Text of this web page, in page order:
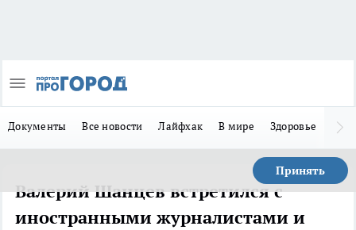
Документы Все новости Лайфхак В мире Здоровье
Принять
Валерий Шанцев встретился с
иностранными журналистами и